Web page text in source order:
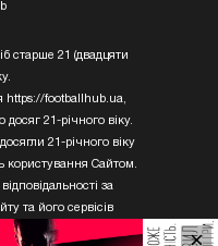
старше 21 (двадцяти
https://footballhub.ua,
21-річного віку.
21-річного віку
користування Сайтом.
за
та його сервісів
21-річного віку.
×